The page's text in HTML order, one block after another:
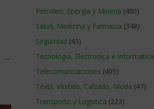
→
Petroleo, Energia y Mineria (480)
Salud, Medicina y Farmacia (348)
Seguridad (43)
Tecnologia, Electronica e Informatica
Telecomunicaciones (405)
Textil, Vestido, Calzado, Moda (47)
Transporte y Logistica (223)